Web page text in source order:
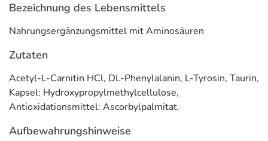
Anwendung
3×1 Kapsel pro Tag zwischen den Mahlzeiten.
Adresse des Lebensmittel-Unternehmens
pro medico GmbH
Baseler Str. 46
60329 Frankfurt am Main
Informationen zu diesem Lebensmittel (wie z. B. Zutaten,
Bezeichnung des Lebensmittels
Nahrungsergänzungsmittel mit Aminosäuren
Zutaten
Acetyl-L-Carnitin HCl, DL-Phenylalanin, L-Tyrosin, Taurin,
Kapsel: Hydroxypropylmethylcellulose,
Antioxidationsmittel: Ascorbylpalmitat.
Aufbewahrungshinweise